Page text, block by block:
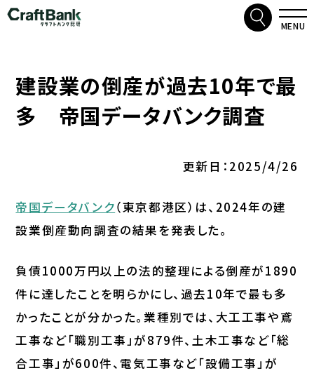
MENU
検索
建設業の倒産が過去10年で最
多 帝国データバンク調査
更新日：2025/4/26
帝国データバンク（東京都港区）は、2024年の建
設業倒産動向調査の結果を発表した。
負債1000万円以上の法的整理による倒産が1890
件に達したことを明らかにし、過去10年で最も多
かったことが分かった。業種別では、大工工事や鳶
工事など「職別工事」が879件、土木工事など「総
合工事」が600件、電気工事など「設備工事」が